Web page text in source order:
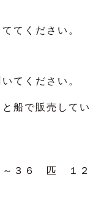
てください。
てください。
船で販売してい
３６ 匹 １２